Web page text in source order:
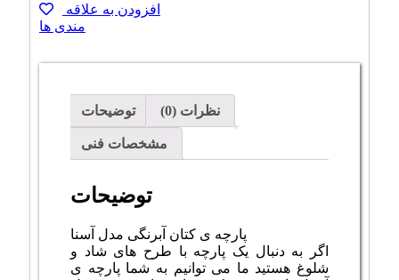
افزودن به علاقه
مندی ها
توضیحات نظرات (0)
مشخصات فنی
توضیحات
پارچه ی کتان آبرنگی مدل آسنا
اگر به دنبال یک پارچه با طرح های شاد و
شلوغ هستید ما می توانیم به شما پارچه ی